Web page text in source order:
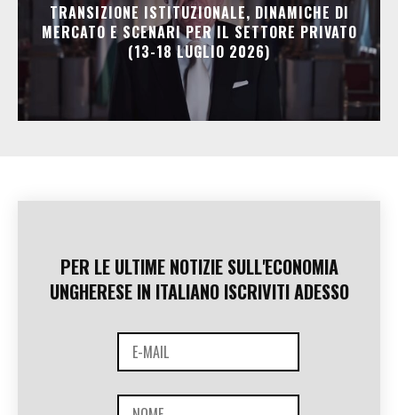
TRANSIZIONE ISTITUZIONALE, DINAMICHE DI
MERCATO E SCENARI PER IL SETTORE PRIVATO
(13-18 LUGLIO 2026)
PER LE ULTIME NOTIZIE SULL'ECONOMIA
UNGHERESE IN ITALIANO ISCRIVITI ADESSO